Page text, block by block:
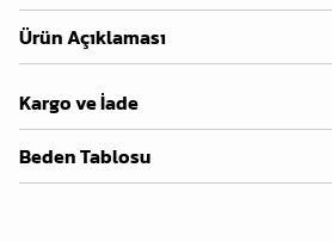
Ürün Açıklaması
Kargo ve İade
Beden Tablosu